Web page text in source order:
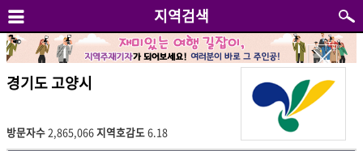
지역검색
경기도 고양시
방문자수2,865,066지역호감도 6.18